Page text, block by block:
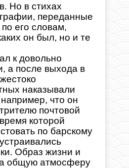
Но в стихах
переданные
его словам,
он был, но и те
к довольно
а после выхода в
наказывали
что он
почтовой
которой
по барскому
Образ жизни и
общую атмосферу